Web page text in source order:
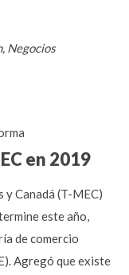
Negocios
en 2019
Canadá (T-MEC)
este año,
de comercio
Agregó que existe